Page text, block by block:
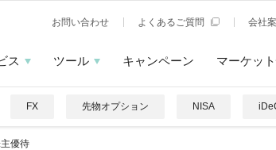
お問い合わせ よくあるご質問 会社
ス ツール キャンペーン マーケッ
FX 先物オプション NISA
優待